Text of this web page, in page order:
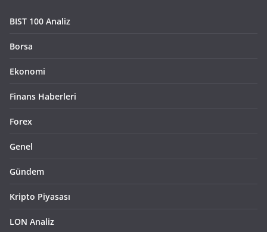
BIST 100 Analiz
Borsa
Ekonomi
Finans Haberleri
Forex
Genel
Gündem
Kripto Piyasası
LON Analiz